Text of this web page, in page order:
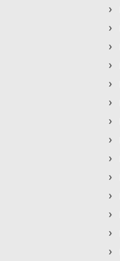
›
›
›
›
›
›
›
›
›
›
›
›
›
›